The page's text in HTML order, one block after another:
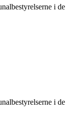
i de
i de